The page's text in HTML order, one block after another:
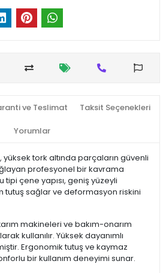
ve Teslimat Taksit Seçenekleri
Yorumlar
, yüksek tork altında parçaların güvenli
profesyonel bir kavrama
tipi çene yapısı, geniş yüzeyli
sağlar ve deformasyon riskini
makineleri ve bakım-onarım
kullanılır. Yüksek dayanımlı
Ergonomik tutuş ve kaymaz
bir kullanım deneyimi sunar.